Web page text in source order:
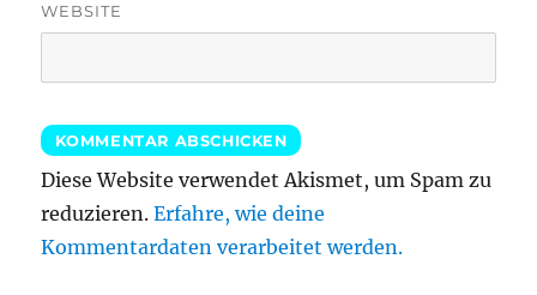
WEBSITE
Diese Website verwendet Akismet, um Spam zu
reduzieren.Erfahre, wie deine
Kommentardaten verarbeitet werden.